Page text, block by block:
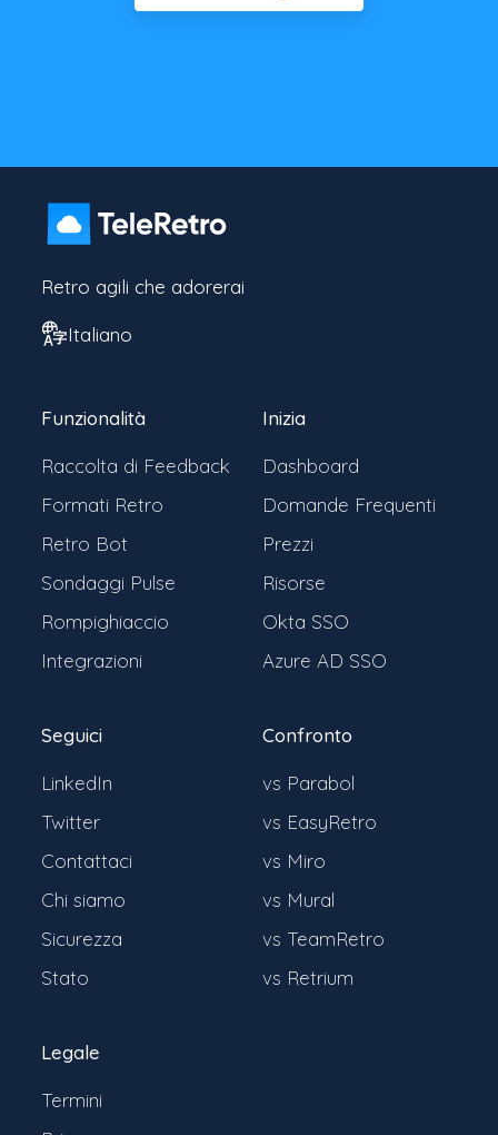
Retro agili che adorerai
Italiano
Funzionalità
Raccolta di Feedback
Formati Retro
Retro Bot
Sondaggi Pulse
Rompighiaccio
Integrazioni
Inizia
Dashboard
Domande Frequenti
Prezzi
Risorse
Okta SSO
Azure AD SSO
Seguici
LinkedIn
Twitter
Contattaci
Chi siamo
Sicurezza
Stato
Confronto
vs Parabol
vs EasyRetro
vs Miro
vs Mural
vs TeamRetro
vs Retrium
Legale
Termini